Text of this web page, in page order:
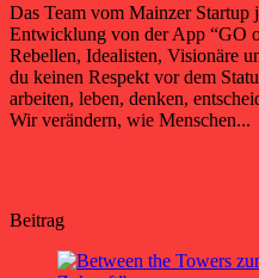
Das Team vom Mainzer
Entwicklung von der App “GO
Rebellen, Idealisten, Visionäre
du keinen Respekt vor dem
arbeiten, leben, denken,
Wir verändern, wie Menschen...
Beitrag